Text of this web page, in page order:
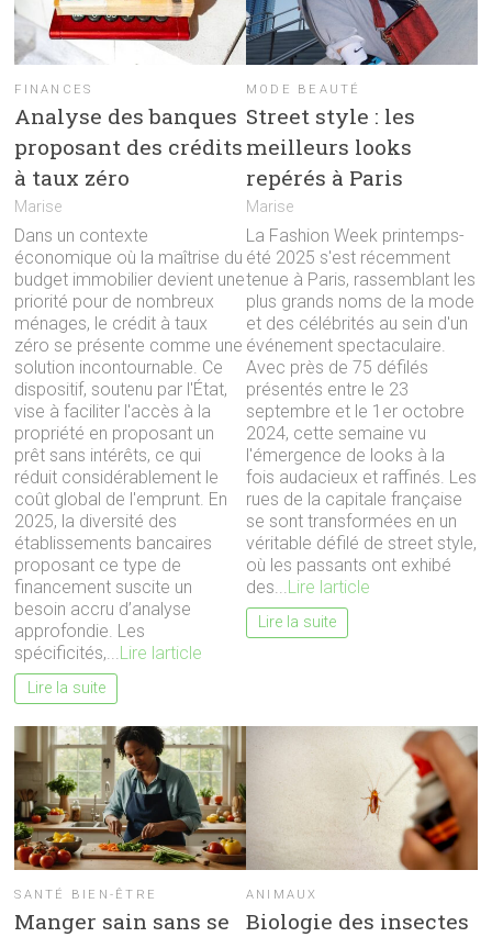
FINANCES
Analyse des banques
proposant des crédits
à taux zéro
Marise
Dans un contexte
économique où la maîtrise du
budget immobilier devient une
priorité pour de nombreux
ménages, le crédit à taux
zéro se présente comme une
solution incontournable. Ce
dispositif, soutenu par l'État,
vise à faciliter l'accès à la
propriété en proposant un
prêt sans intérêts, ce qui
réduit considérablement le
coût global de l'emprunt. En
2025, la diversité des
établissements bancaires
proposant ce type de
financement suscite un
besoin accru d’analyse
approfondie. Les
spécificités,...Lire larticle
Lire la suite
MODE BEAUTÉ
Street style : les
meilleurs looks
repérés à Paris
Marise
La Fashion Week printemps-
été 2025 s'est récemment
tenue à Paris, rassemblant les
plus grands noms de la mode
et des célébrités au sein d'un
événement spectaculaire.
Avec près de 75 défilés
présentés entre le 23
septembre et le 1er octobre
2024, cette semaine vu
l'émergence de looks à la
fois audacieux et raffinés. Les
rues de la capitale française
se sont transformées en un
véritable défilé de street style,
où les passants ont exhibé
des...Lire larticle
Lire la suite
SANTÉ BIEN-ÊTRE
Manger sain sans se
ANIMAUX
Biologie des insectes